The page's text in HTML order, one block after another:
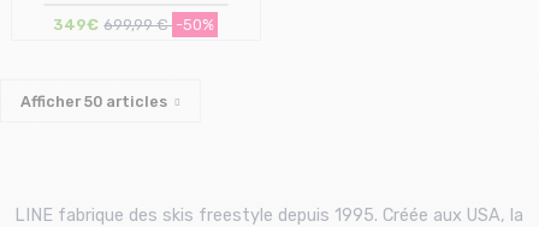
Taille en stock
349€ 699,99 € -50%
Afficher50 articles
LINE fabrique des skis freestyle depuis 1995. Créée aux USA, la